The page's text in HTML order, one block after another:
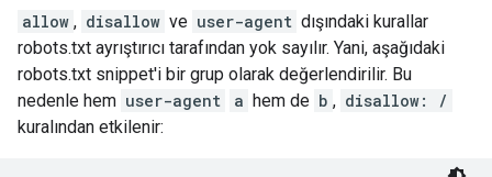
allow , disallow ve user-agent dışındaki kurallar
robots.txt ayrıştırıcı tarafından yok sayılır. Yani, aşağıdaki
robots.txt snippet'i bir grup olarak değerlendirilir. Bu
nedenle hem user-agent a hem de b , disallow: /
kuralından etkilenir: